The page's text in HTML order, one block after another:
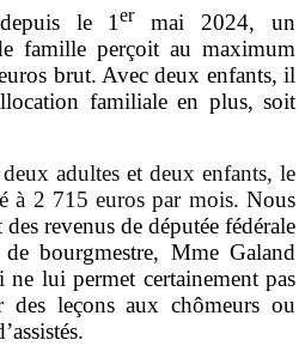
le 1ermai 2024, un
famille perçoit au maximum
brut. Avec deux enfants, il
familiale en plus, soit
adultes et deux enfants, le
à 2 715 euros par mois. Nous
revenus de députée fédérale
bourgmestre, Mme Galand
ne lui permet certainement pas
leçons aux chômeurs ou